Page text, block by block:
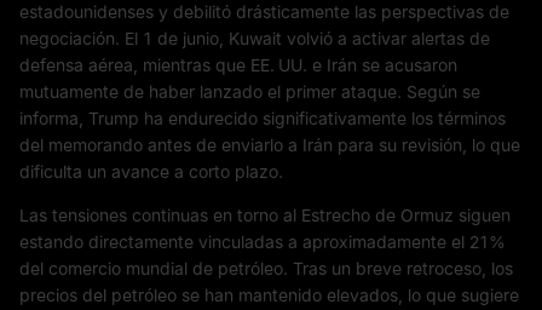
estadounidenses y debilitó drásticamente las perspectivas de
negociación. El 1 de junio, Kuwait volvió a activar alertas de
defensa aérea, mientras que EE. UU. e Irán se acusaron
mutuamente de haber lanzado el primer ataque. Según se
informa, Trump ha endurecido significativamente los términos
del memorando antes de enviarlo a Irán para su revisión, lo que
dificulta un avance a corto plazo.
Las tensiones continuas en torno al Estrecho de Ormuz siguen
estando directamente vinculadas a aproximadamente el 21%
del comercio mundial de petróleo. Tras un breve retroceso, los
precios del petróleo se han mantenido elevados, lo que sugiere